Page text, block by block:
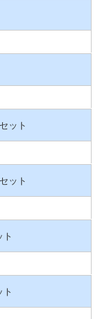
ット
ット